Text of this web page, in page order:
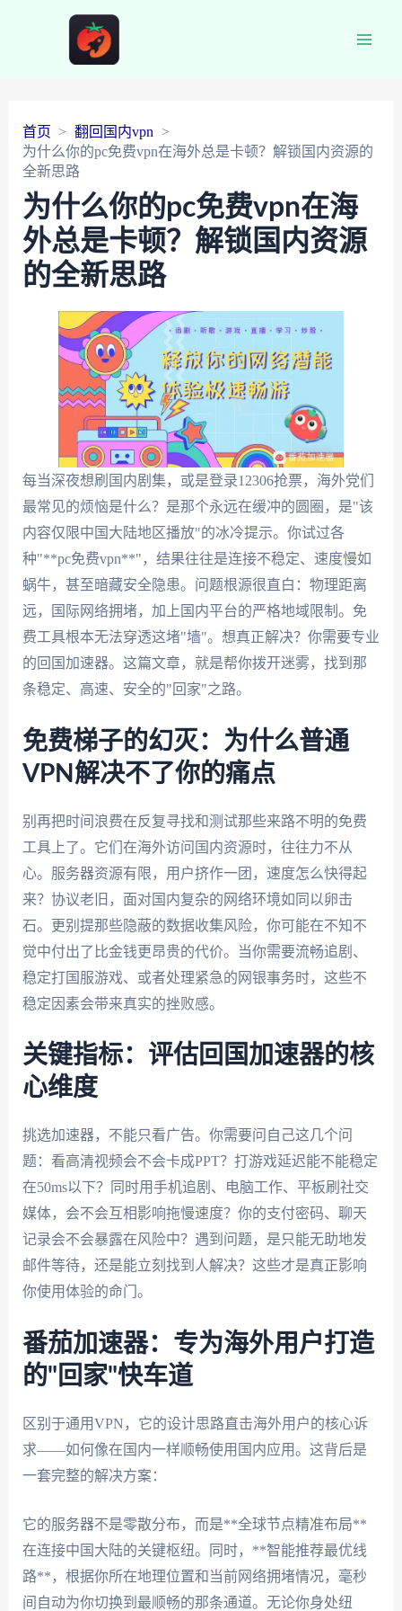
首页
翻回国内vpn
为什么你的pc免费vpn在海外总是卡顿？解锁国内资源的
全新思路
为什么你的pc免费vpn在海
外总是卡顿？解锁国内资源
的全新思路
每当深夜想刷国内剧集，或是登录12306抢票，海外党们
最常见的烦恼是什么？是那个永远在缓冲的圆圈，是"该
内容仅限中国大陆地区播放"的冰冷提示。你试过各
种"**pc免费vpn**"，结果往往是连接不稳定、速度慢如
蜗牛，甚至暗藏安全隐患。问题根源很直白：物理距离
远，国际网络拥堵，加上国内平台的严格地域限制。免
费工具根本无法穿透这堵"墙"。想真正解决？你需要专业
的回国加速器。这篇文章，就是帮你拨开迷雾，找到那
条稳定、高速、安全的"回家"之路。
免费梯子的幻灭：为什么普通
VPN解决不了你的痛点
别再把时间浪费在反复寻找和测试那些来路不明的免费
工具上了。它们在海外访问国内资源时，往往力不从
心。服务器资源有限，用户挤作一团，速度怎么快得起
来？协议老旧，面对国内复杂的网络环境如同以卵击
石。更别提那些隐蔽的数据收集风险，你可能在不知不
觉中付出了比金钱更昂贵的代价。当你需要流畅追剧、
稳定打国服游戏、或者处理紧急的网银事务时，这些不
稳定因素会带来真实的挫败感。
关键指标：评估回国加速器的核
心维度
挑选加速器，不能只看广告。你需要问自己这几个问
题：看高清视频会不会卡成PPT？打游戏延迟能不能稳定
在50ms以下？同时用手机追剧、电脑工作、平板刷社交
媒体，会不会互相影响拖慢速度？你的支付密码、聊天
记录会不会暴露在风险中？遇到问题，是只能无助地发
邮件等待，还是能立刻找到人解决？这些才是真正影响
你使用体验的命门。
番茄加速器：专为海外用户打造
的"回家"快车道
区别于通用VPN，它的设计思路直击海外用户的核心诉
求——如何像在国内一样顺畅使用国内应用。这背后是
一套完整的解决方案：
它的服务器不是零散分布，而是**全球节点精准布局**
在连接中国大陆的关键枢纽。同时，**智能推荐最优线
路**，根据你所在地理位置和当前网络拥堵情况，毫秒
间自动为你切换到最顺畅的那条通道。无论你身处纽